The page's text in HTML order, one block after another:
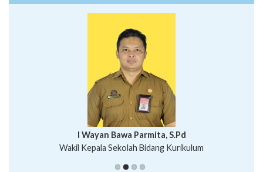
Putu Suhartana, S.Pd.
I Wayan Bawa Parmita, S.Pd
Wakil Kepala Sekolah Bidang Kurikulum
I Wayan Gede Aditya Pratita, S.Pd., M.Sn
Ni Wayan Nopi Sutantri, S.Pd.